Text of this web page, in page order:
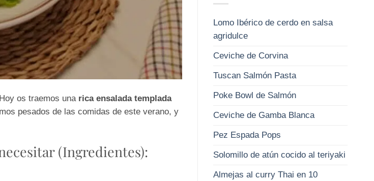
os traemos unarica ensalada templada
pesados de las comidas de este verano, y
(Ingredientes):
Lomo Ibérico de cerdo en salsa
agridulce
Ceviche de Corvina
Tuscan Salmón Pasta
Poke Bowl de Salmón
Ceviche de Gamba Blanca
Pez Espada Pops
Solomillo de atún cocido al teriyaki
Almejas al curry Thai en 10